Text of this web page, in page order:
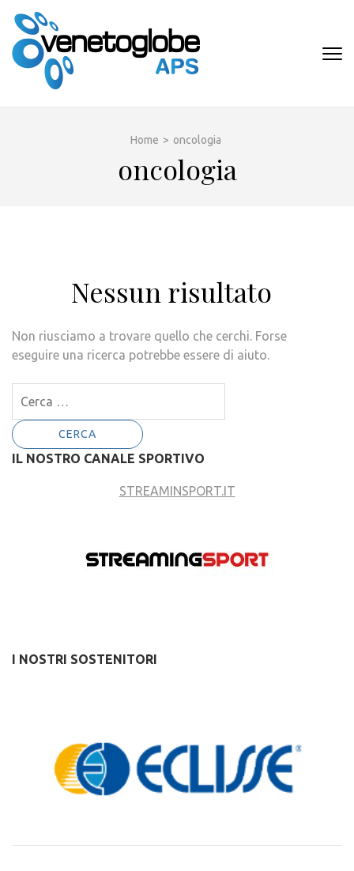
contenuto
(premi
Home > oncologia
oncologia
Nessun risultato
Non riusciamo a trovare quello che cerchi. Forse
eseguire una ricerca potrebbe essere di aiuto.
per:
IL NOSTRO CANALE SPORTIVO
STREAMINSPORT.IT
I NOSTRI SOSTENITORI